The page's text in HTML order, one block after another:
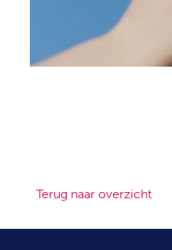
Terug naar overzicht